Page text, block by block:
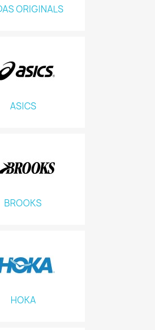
ORIGINALS
ASICS
BROOKS
HOKA